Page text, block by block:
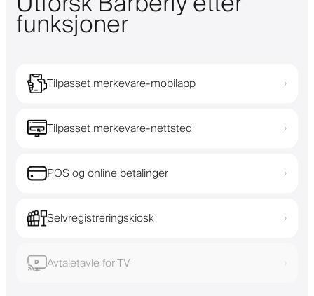
funksjoner
Tilpasset merkevare-mobilapp ›
Tilpasset merkevare-nettsted ›
POS og online betalinger ›
Selvregistreringskiosk ›
Avtaletavle for TV ›